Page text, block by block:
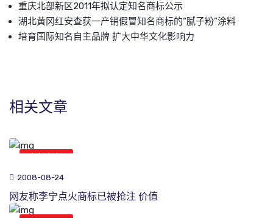
重庆北部新区2011年拟认定知名商标公示
湖北黄冈红安查获一产销假冒知名商标的“腻子粉”涂料
培育国际知名自主品牌 扩大中华文化影响力
相关文章
2008-08-24
网友称李宁点火商标已被抢注 价值